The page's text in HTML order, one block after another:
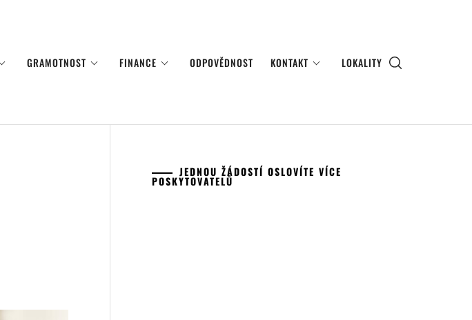
GRAMOTNOST FINANCE ODPOVĚDNOST KONTAKT LOKALITY
JEDNOU ŽÁDOSTÍ OSLOVÍTE VÍCE
POSKYTOVATELŮ